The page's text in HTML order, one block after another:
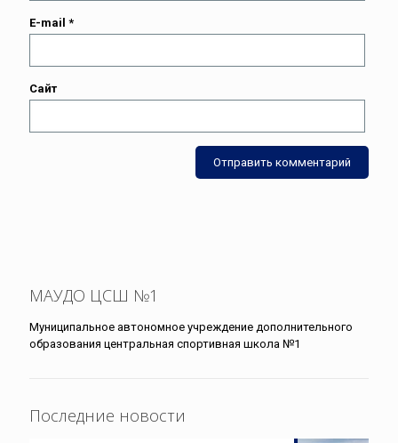
E-mail *
Сайт
МАУДО ЦСШ №1
Муниципальное автономное учреждение дополнительного
образования центральная спортивная школа №1
Последние новости